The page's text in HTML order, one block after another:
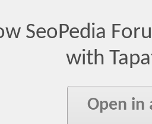
SeoPedia
with
Open in